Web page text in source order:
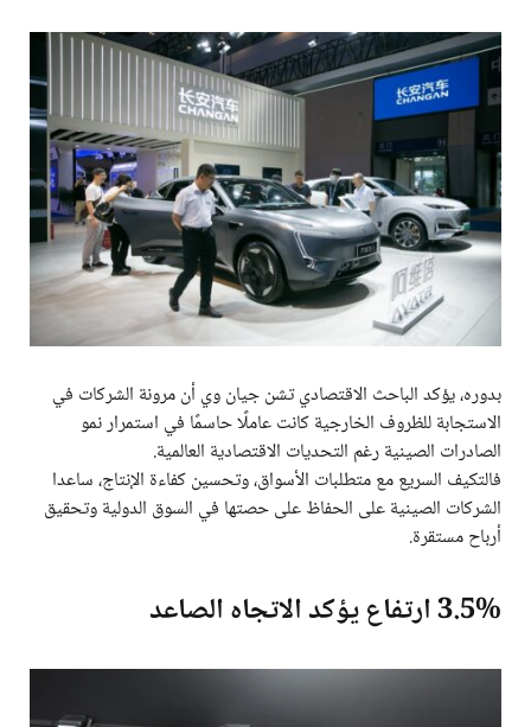
بدوره، يؤكد الباحث الاقتصادي تشن جيان وي أن مرونة الشركات في
الاستجابة للظروف الخارجية كانت عاملًا حاسمًا في استمرار نمو
الصادرات الصينية رغم التحديات الاقتصادية العالمية.
فالتكيف السريع مع متطلبات الأسواق، وتحسين كفاءة الإنتاج، ساعدا
الشركات الصينية على الحفاظ على حصتها في السوق الدولية وتحقيق
أرباح مستقرة.
3.5% ارتفاع يؤكد الاتجاه الصاعد